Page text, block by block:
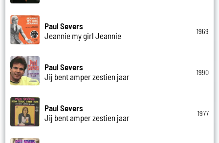
Paul Severs
Jeannie my girl Jeannie
1969
Paul Severs
Jij bent amper zestien jaar
1990
Paul Severs
Jij bent amper zestien jaar
1977